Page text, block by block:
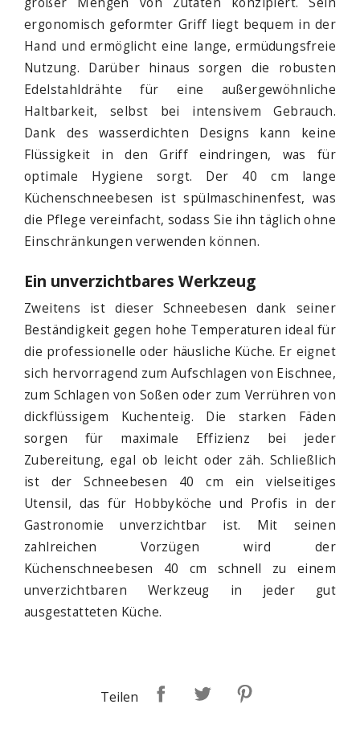
ergonomisch geformter Griff liegt bequem in der
Hand und ermöglicht eine lange, ermüdungsfreie
Nutzung. Darüber hinaus sorgen die robusten
Edelstahldrähte für eine außergewöhnliche
Haltbarkeit, selbst bei intensivem Gebrauch.
Dank des wasserdichten Designs kann keine
Flüssigkeit in den Griff eindringen, was für
optimale Hygiene sorgt. Der 40 cm lange
Küchenschneebesen ist spülmaschinenfest, was
die Pflege vereinfacht, sodass Sie ihn täglich ohne
Einschränkungen verwenden können.
Ein unverzichtbares Werkzeug
Zweitens ist dieser Schneebesen dank seiner
Beständigkeit gegen hohe Temperaturen ideal für
die professionelle oder häusliche Küche. Er eignet
sich hervorragend zum Aufschlagen von Eischnee,
zum Schlagen von Soßen oder zum Verrühren von
dickflüssigem Kuchenteig. Die starken Fäden
sorgen für maximale Effizienz bei jeder
Zubereitung, egal ob leicht oder zäh. Schließlich
ist der Schneebesen 40 cm ein vielseitiges
Utensil, das für Hobbyköche und Profis in der
Gastronomie unverzichtbar ist. Mit seinen
zahlreichen Vorzügen wird der
Küchenschneebesen 40 cm schnell zu einem
unverzichtbaren Werkzeug in jeder gut
ausgestatteten Küche.
Teilen